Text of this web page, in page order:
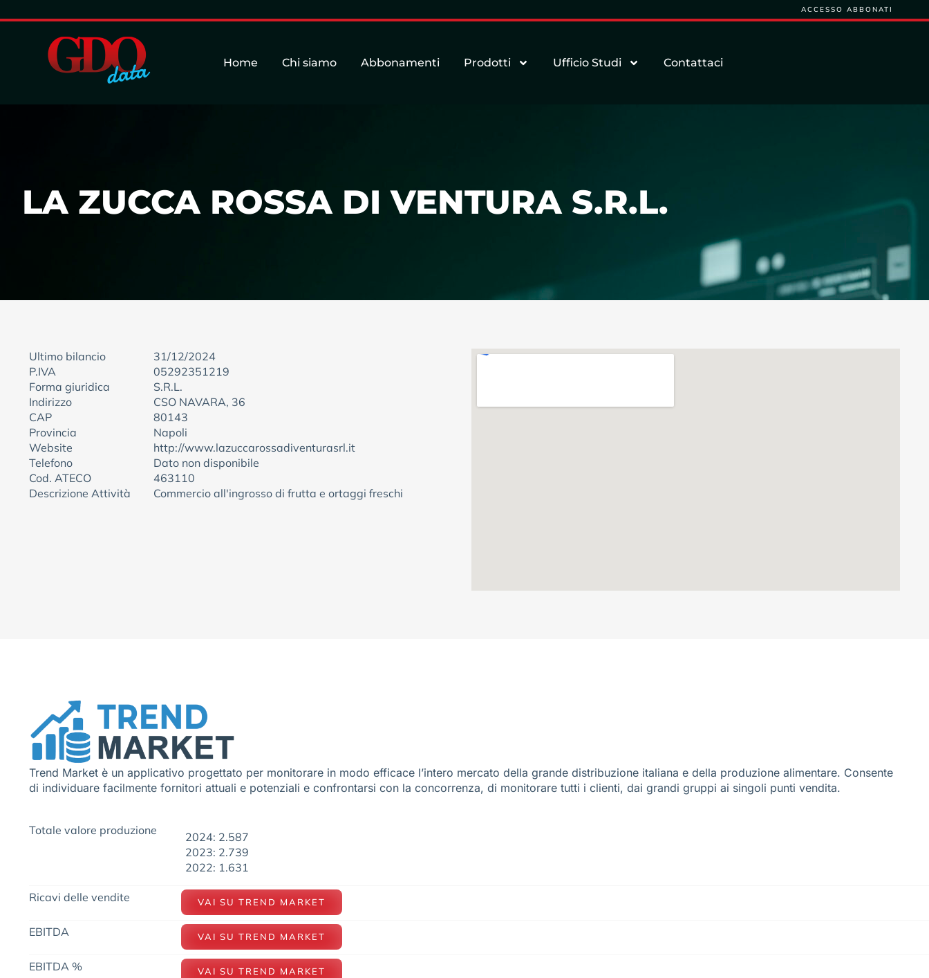
ACCESSO ABBONATI
Home Chi siamo Abbonamenti Prodotti Ufficio Studi Contattaci
LA ZUCCA ROSSA DI VENTURA S.R.L.
Ultimo bilancio
31/12/2024
P.IVA
05292351219
Forma giuridica
S.R.L.
Indirizzo
CSO NAVARA, 36
CAP
80143
Provincia
Napoli
Website
http://www.lazuccarossadiventurasrl.it
Telefono
Dato non disponibile
Cod. ATECO
463110
Descrizione Attività
Commercio all'ingrosso di frutta e ortaggi freschi
Trend Market è un applicativo progettato per monitorare in modo efficace l’intero mercato della grande distribuzione italiana e della produzione alimentare. Consente
di individuare facilmente fornitori attuali e potenziali e confrontarsi con la concorrenza, di monitorare tutti i clienti, dai grandi gruppi ai singoli punti vendita.
Totale valore produzione
2024: 2.587
2023: 2.739
2022: 1.631
Ricavi delle vendite VAI SU TREND MARKET
EBITDA VAI SU TREND MARKET
EBITDA % VAI SU TREND MARKET